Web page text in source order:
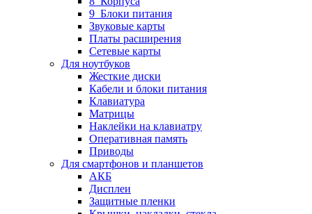
9_Блоки питания
Звуковые карты
Платы расширения
Сетевые карты
Для ноутбуков
Жесткие диски
Кабели и блоки питания
Клавиатура
Матрицы
Наклейки на клавиатру
Оперативная память
Приводы
Для смартфонов и планшетов
АКБ
Дисплеи
Защитные пленки